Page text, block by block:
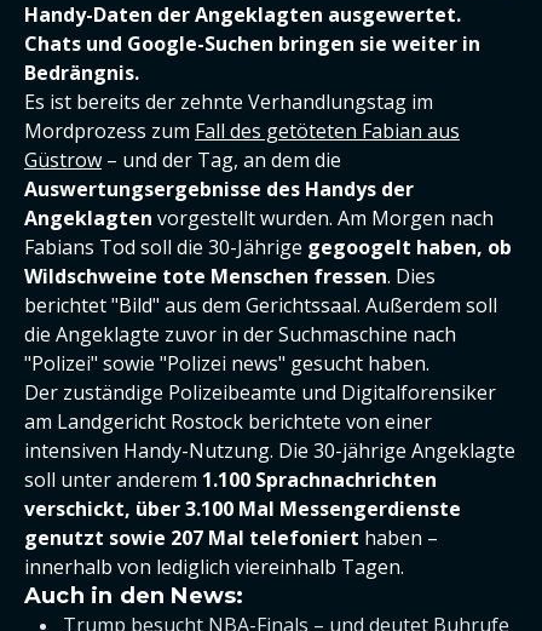
Handy-Daten der Angeklagten ausgewertet.
Chats und Google-Suchen bringen sie weiter in
Bedrängnis.
Es ist bereits der zehnte Verhandlungstag im
Mordprozess zum Fall des getöteten Fabian aus
Güstrow – und der Tag, an dem die
Auswertungsergebnisse des Handys der
Angeklagten vorgestellt wurden. Am Morgen nach
Fabians Tod soll die 30-Jährige gegoogelt haben, ob
Wildschweine tote Menschen fressen. Dies
berichtet "Bild" aus dem Gerichtssaal. Außerdem soll
die Angeklagte zuvor in der Suchmaschine nach
"Polizei" sowie "Polizei news" gesucht haben.
Der zuständige Polizeibeamte und Digitalforensiker
am Landgericht Rostock berichtete von einer
intensiven Handy-Nutzung. Die 30-jährige Angeklagte
soll unter anderem 1.100 Sprachnachrichten
verschickt, über 3.100 Mal Messengerdienste
genutzt sowie 207 Mal telefoniert haben –
innerhalb von lediglich viereinhalb Tagen.
Auch in den News:
Trump besucht NBA-Finals – und deutet Buhrufe